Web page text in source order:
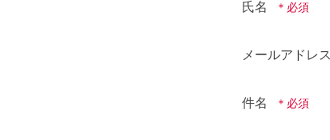
氏名
メールアドレス
件名